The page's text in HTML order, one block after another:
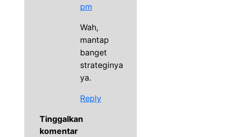
pm
Wah,
mantap
banget
strateginya
ya.
Reply
Tinggalkan
komentar